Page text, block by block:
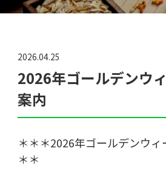
2026.04.25
2026年ゴールデンウ
案内
＊＊＊2026年ゴールデンウ
＊＊